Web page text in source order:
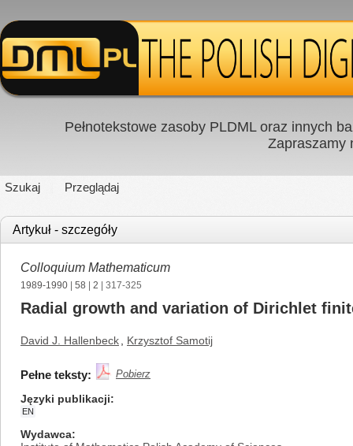
Pełnotekstowe zasoby PLDML oraz innych
Zapraszamy
Szukaj Przeglądaj
Artykuł - szczegóły
Colloquium Mathematicum
1989-1990 58 2 | 317-325
Radial growth and variation of Dirichlet
David J. Hallenbeck Krzysztof Samotij
Pełne teksty: Pobierz
Języki publikacji
EN
Wydawca